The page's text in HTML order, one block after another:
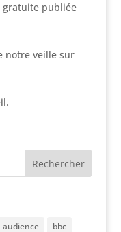
gratuite publiée
notre veille sur
audience
bbc